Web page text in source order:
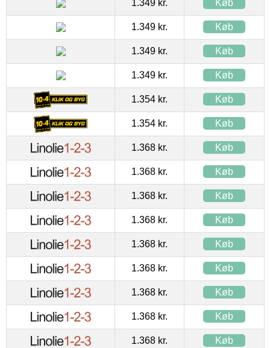
1.349 kr. Køb
1.349 kr. Køb
1.349 kr. Køb
1.349 kr. Køb
1.354 kr. Køb
1.354 kr. Køb
1.368 kr. Køb
1.368 kr. Køb
1.368 kr. Køb
1.368 kr. Køb
1.368 kr. Køb
1.368 kr. Køb
1.368 kr. Køb
1.368 kr. Køb
1.368 kr. Køb